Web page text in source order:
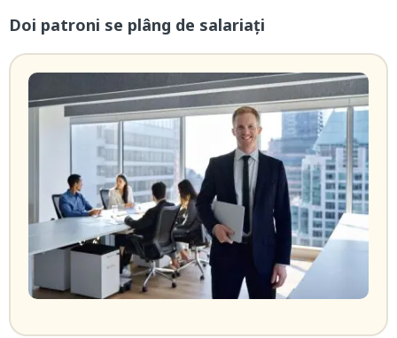
Doi patroni se plâng de salariați